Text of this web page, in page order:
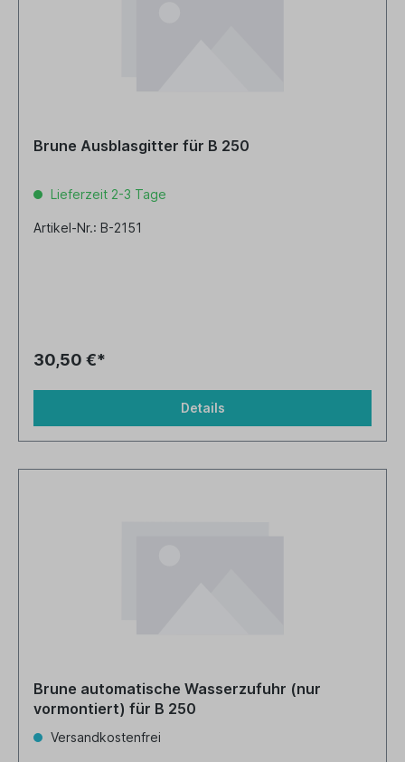
Brune Ausblasgitter für B 250
Lieferzeit 2-3 Tage
Artikel-Nr.: B-2151
30,50 €*
Details
Brune automatische Wasserzufuhr (nur
vormontiert) für B 250
Versandkostenfrei